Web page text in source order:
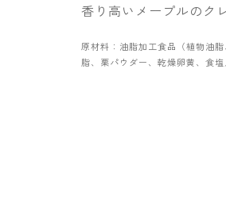
香り高いメープルのク
原材料：油脂加工食品（植物油
脂、栗パウダー、乾燥卵黄、食